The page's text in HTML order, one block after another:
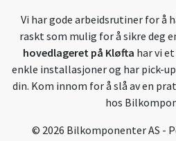
Vi har gode arbeidsrutiner for å
raskt som mulig for å sikre deg
hovedlageret på Kløfta har vi
enkle installasjoner og har pick-
din. Kom innom for å slå av en
hos
© 2026 Bilkomponenter AS -